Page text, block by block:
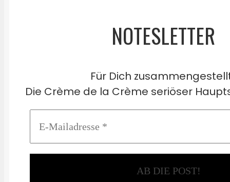
NOTESLETTER
Für Dich
Die Crème de la Crème seriöser